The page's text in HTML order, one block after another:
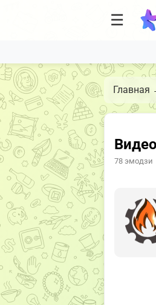
☰
Главная
78 эмодзи